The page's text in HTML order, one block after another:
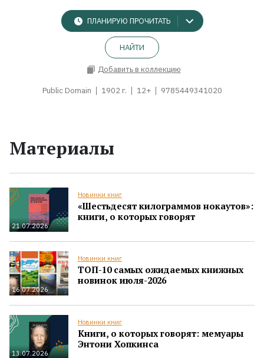
ПЛАНИРУЮ ПРОЧИТАТЬ
НАЙТИ
Добавить в коллекцию
Public Domain 1902 г. 12+ 9785449341020
Материалы
21.07.2026
Новинки книг
«Шестьдесят килограммов нокаутов»:
книги, о которых говорят
16.07.2026
Новинки книг
ТОП-10 самых ожидаемых книжных
новинок июля-2026
13.07.2026
Новинки книг
Книги, о которых говорят: мемуары
Энтони Хопкинса